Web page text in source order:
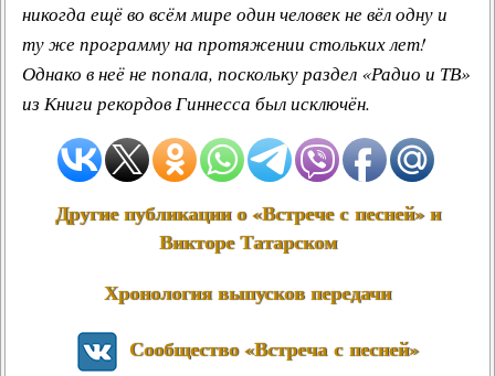
никогда ещё во всём мире один человек не вёл одну и
ту же программу на протяжении стольких лет!
Однако в неё не попала, поскольку раздел «Радио и ТВ»
из Книги рекордов Гиннесса был исключён.
Другие публикации о «Встрече с песней» и
Викторе Татарском
Хронология выпусков передачи
Сообщество «Встреча с песней»